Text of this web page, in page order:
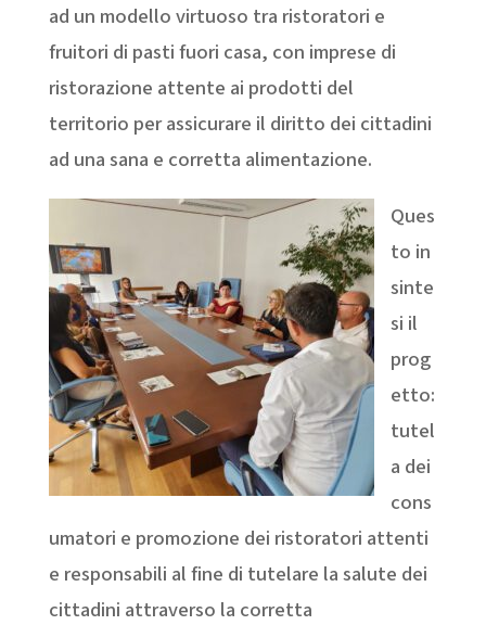
ad un modello virtuoso tra ristoratori e
fruitori di pasti fuori casa, con imprese di
ristorazione attente ai prodotti del
territorio per assicurare il diritto dei cittadini
ad una sana e corretta alimentazione.
Ques
to in
sinte
si il
prog
etto:
tutel
a dei
cons
umatori e promozione dei ristoratori attenti
e responsabili al fine di tutelare la salute dei
cittadini attraverso la corretta